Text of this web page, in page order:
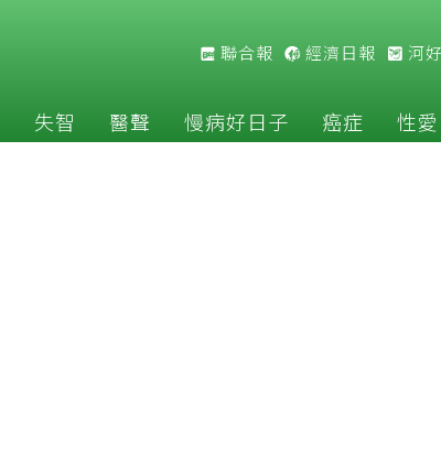
聯合報 經濟日報 河
失智 醫聲 慢病好日子 癌症 性愛